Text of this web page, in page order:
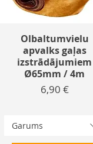
Olbaltumvielu
apvalks gaļas
izstrādājumiem
Ø65mm / 4m
Cena
6,90 €
Garums